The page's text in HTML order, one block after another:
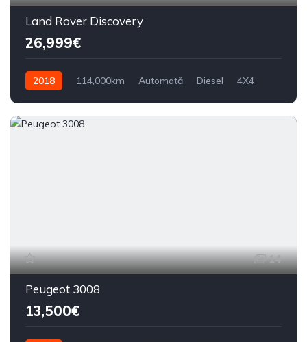
Land Rover Discovery
26,999€
2018 114,000km Automată Diesel 4X4
14
Peugeot 3008
13,500€